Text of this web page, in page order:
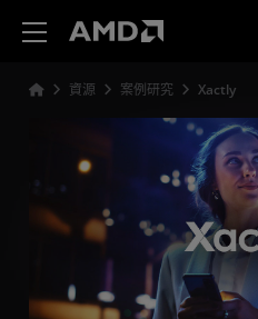
資源 案例研究 Xactly